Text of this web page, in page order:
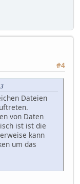
#4
Dateien
von Daten
ist ist die
kann
um das